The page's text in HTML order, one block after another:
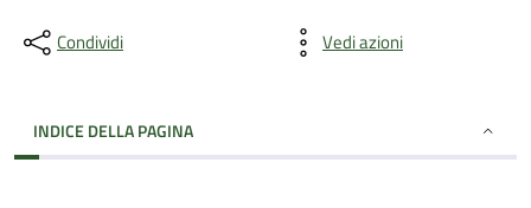
Condividi Vedi azioni
INDICE DELLA PAGINA